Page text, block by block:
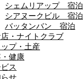
シェムリアップ 宿泊
シアヌークビル 宿泊
バッタンバン 宿泊
・ナイトクラブ
ップ・土産
健康
ス
せ